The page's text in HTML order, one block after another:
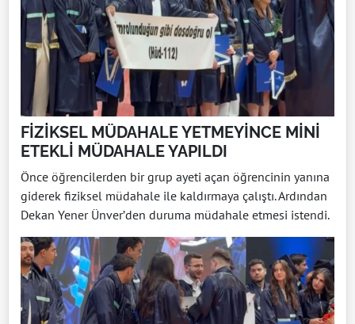
FİZİKSEL MÜDAHALE YETMEYİNCE MİNİ
ETEKLİ MÜDAHALE YAPILDI
Önce öğrencilerden bir grup ayeti açan öğrencinin yanına
giderek fiziksel müdahale ile kaldırmaya çalıştı. Ardından
Dekan Yener Ünver’den duruma müdahale etmesi istendi.